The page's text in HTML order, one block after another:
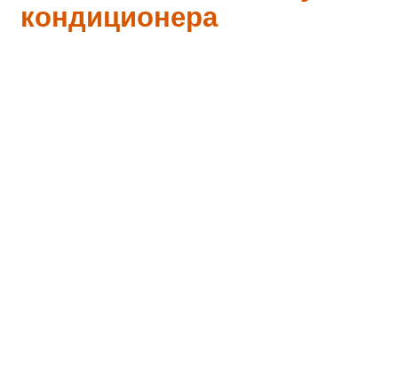
кондиционера